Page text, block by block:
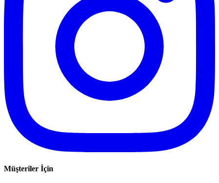
Müşteriler İçin